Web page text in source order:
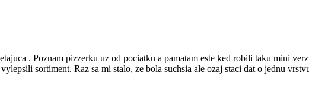
. Poznam pizzerku uz od pociatku a pamatam este ked robili taku mini
sortiment. Raz sa mi stalo, ze bola suchsia ale ozaj staci dat o jednu